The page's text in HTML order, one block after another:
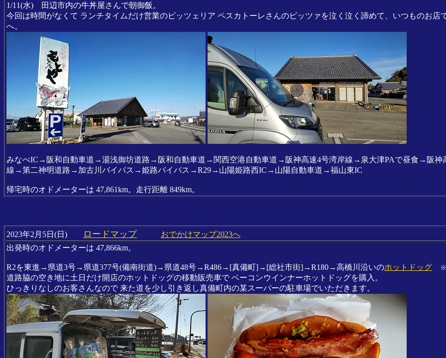
1/11(水) 田辺市内の牛丼屋さんで朝御飯。
今回は時間がなくて ランチタイムだけ営業のピッツェリア ペスカトーレさんのピッツァを泣く泣く諦めて、いつものお
へ。
みなべIC→阪和自動車道→湯浅御坊道路→阪和自動車道→関西空港自動車道→阪神高速4号湾岸線→泉大津PAで昼食→阪神
線→第二神明道路→加古川バイパス→姫路バイパス→R29→山陽姫路西IC→山陽自動車道→福山東IC
帰宅時のオドメーターは 47,861km。走行距離 849km。
2023年2月5日(日) ロードマップ
おでかけマップ2023へ
出発時のオドメーターは 47,866km。
R2を東進→県道3号→県道377号(備南街道)→県道48号→R486→[真備町]→[総社市街]→R180→高橋川沿いのホットドッグ ※
道路脇の空き地に土日だけ開店のホットドッグの移動販売車で ベーコンウインナーホットドッグを購入。
ひっきりなしのお客さんなので 来た道を少し引き返し真備町内の某スーパーの駐車場でいただきます。